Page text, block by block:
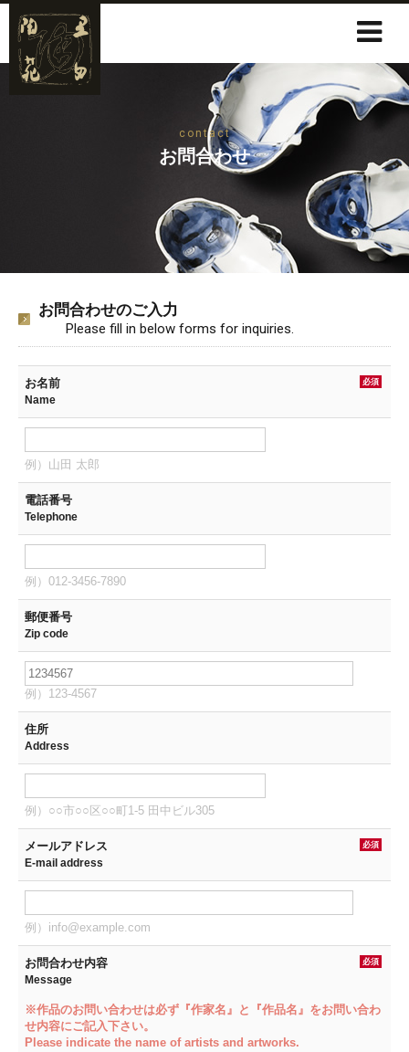
contact
お問合わせ
お問合わせのご入力
Please fill in below forms for inquiries.
お名前 必須
Name
例）山田 太郎
電話番号
Telephone
例）012-3456-7890
郵便番号
Zip code
例）123-4567
住所
Address
例）○○市○○区○○町1-5 田中ビル305
メールアドレス 必須
E-mail address
例）info@example.com
お問合わせ内容 必須
Message
※作品のお問い合わせは必ず『作家名』と『作品名』をお問い合わ
せ内容にご記入下さい。
Please indicate the name of artists and artworks.